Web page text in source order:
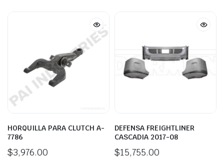
HORQUILLA PARA CLUTCH A-
7786
$3,976.00
DEFENSA FREIGHTLINER
CASCADIA 2017-08
$15,755.00